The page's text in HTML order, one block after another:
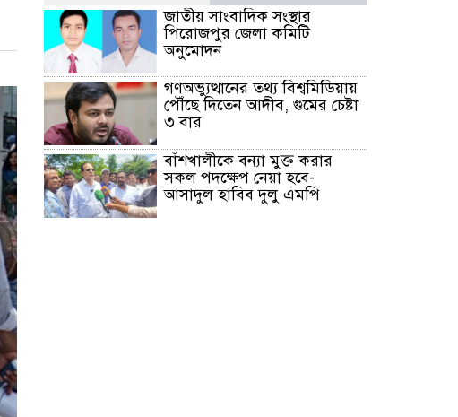
জাতীয় সাংবাদিক সংস্থার
পিরোজপুর জেলা কমিটি
অনুমোদন
গণঅভ্যুত্থানের তথ্য বিশ্বমিডিয়ায়
পৌঁছে দিতেন আদীব, গুমের চেষ্টা
৩ বার
বাঁশখালীকে বন্যা মুক্ত করার
সকল পদক্ষেপ নেয়া হবে-
আসাদুল হাবিব দুলু এমপি